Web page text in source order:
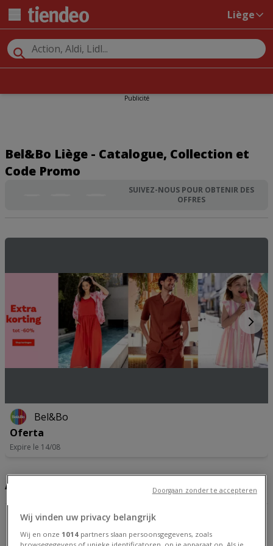
Liège
Publicité
Bel&Bo Liège - Catalogue, Collection et
Code Promo
SUIVEZ-NOUS POUR OBTENIR DES
OFFRES
Bel&Bo
Oferta
Expire le 14/08
Adresses et horaires Bel&Bo
Rue D'Aywaille 42/5, Sprimont
Wij vinden uw privacy belangrijk
Wij en onze 1014 partners slaan persoonsgegevens, zoals
browsegegevens of unieke identificatoren, op je apparaat op. Als je
Doorgaan zonder te accepteren